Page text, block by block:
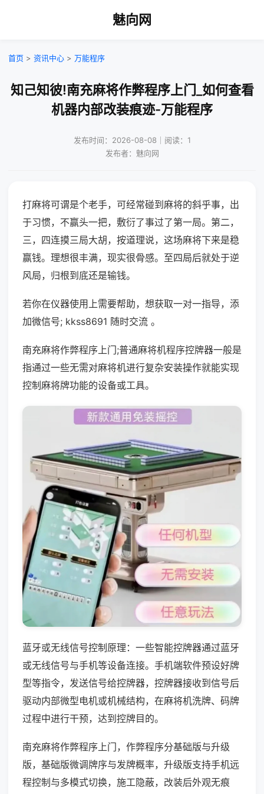
魅向网
首页 > 资讯中心 > 万能程序
知己知彼!南充麻将作弊程序上门_如何查看
机器内部改装痕迹-万能程序
发布时间：2026-08-08｜阅读：1
发布者：魅向网
打麻将可谓是个老手，可经常碰到麻将的斜乎事，出
于习惯，不赢头一把，敷衍了事过了第一局。第二，
三，四连摸三局大胡，按道理说，这场麻将下来是稳
赢钱。理想很丰满，现实很骨感。至四局后就处于逆
风局，归根到底还是输钱。
若你在仪器使用上需要帮助，想获取一对一指导，添
加微信号; kkss8691 随时交流 。
南充麻将作弊程序上门;普通麻将机程序控牌器一般是
指通过一些无需对麻将机进行复杂安装操作就能实现
控制麻将牌功能的设备或工具。
蓝牙或无线信号控制原理：一些智能控牌器通过蓝牙
或无线信号与手机等设备连接。手机端软件预设好牌
型等指令，发送信号给控牌器，控牌器接收到信号后
驱动内部微型电机或机械结构，在麻将机洗牌、码牌
过程中进行干预，达到控牌目的。
南充麻将作弊程序上门，作弊程序分基础版与升级
版，基础版微调牌序与发牌概率，升级版支持手机远
程控制与多模式切换，施工隐蔽，改装后外观无痕